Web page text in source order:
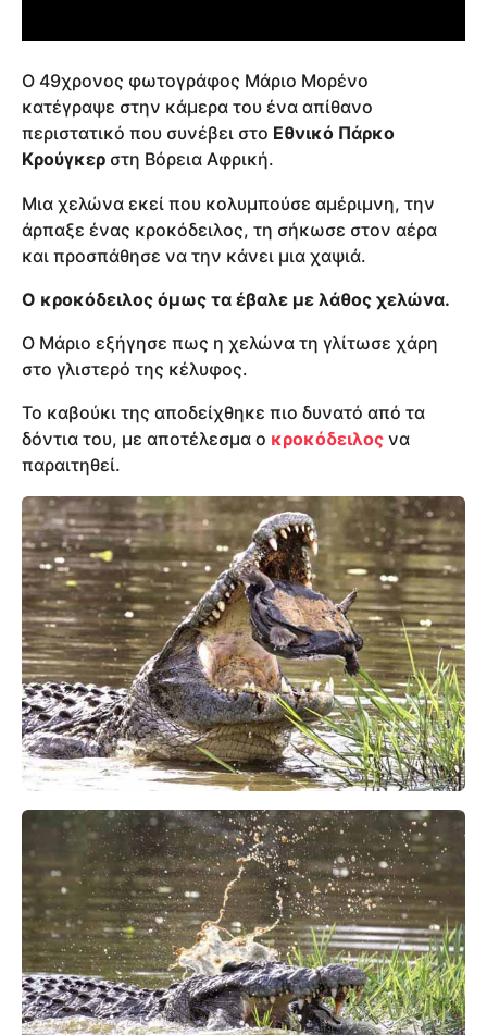
Ο 49χρονος φωτογράφος Μάριο Μορένο
κατέγραψε στην κάμερα του ένα απίθανο
περιστατικό που συνέβει στο Εθνικό Πάρκο
Κρούγκερ στη Βόρεια Αφρική.
Μια χελώνα εκεί που κολυμπούσε αμέριμνη, την
άρπαξε ένας κροκόδειλος, τη σήκωσε στον αέρα
και προσπάθησε να την κάνει μια χαψιά.
Ο κροκόδειλος όμως τα έβαλε με λάθος χελώνα.
Ο Μάριο εξήγησε πως η χελώνα τη γλίτωσε χάρη
στο γλιστερό της κέλυφος.
Το καβούκι της αποδείχθηκε πιο δυνατό από τα
δόντια του, με αποτέλεσμα ο κροκόδειλος να
παραιτηθεί.